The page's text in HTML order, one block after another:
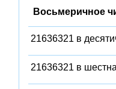
Восьмеричное
21636321 в
21636321 в